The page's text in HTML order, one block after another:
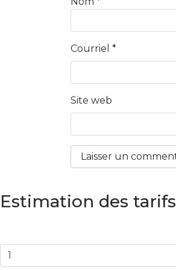
Courriel *
Site web
Estimation des tarifs